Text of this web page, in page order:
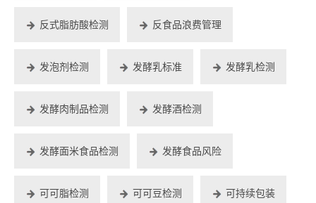
反式脂肪酸检测 反食品浪费管理
发泡剂检测 发酵乳标准 发酵乳检测
发酵肉制品检测 发酵酒检测
发酵面米食品检测 发酵食品风险
可可脂检测 可可豆检测 可持续包装